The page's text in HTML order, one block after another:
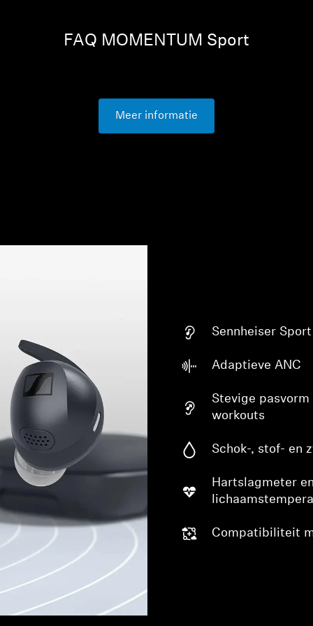
FAQ MOMENTUM Sport
Meer informatie
Sennheiser Sport
Adaptieve ANC
Stevige
workouts
Schok-, stof- en
Hartslagmeter en
Compatibiliteit